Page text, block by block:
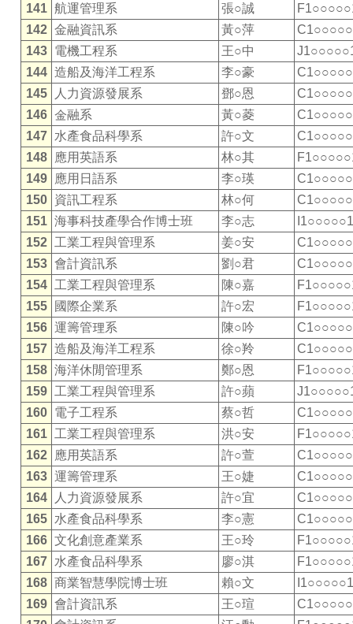
141 航運管理系 張○誠
142 金融資訊系 黃○萍
143
電機工程系 王○中
144 造船及海洋工程系 李○豪
145
人力資源發展系 鄧○恩
146 金融系 黃○菱
147
水產食品科學系 許○文
148
應用英語系 林○其
149
應用日語系 李○瑛
150
資訊工程系 林○何
151 海事科技產學合作博士班 李○志
152
工業工程與管理系 姜○安
153 會計資訊系 劉○君
154
工業工程與管理系 陳○嘉
155
國際企業系 許○宏
156 運籌管理系 陳○吟
157 造船及海洋工程系 徐○羚
158 海洋休閒管理系 鄭○恩
159
工業工程與管理系 許○蘋
160
電子工程系 蔡○哲
161
工業工程與管理系 洪○安
162
應用英語系 許○萱
163 運籌管理系 王○婕
164
人力資源發展系 許○宜
165
水產食品科學系 李○憲
166 文化創意產業系 王○玲
167
水產食品科學系 廖○淇
168 商業智慧學院博士班 賴○文
169 會計資訊系 王○瑄